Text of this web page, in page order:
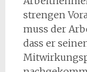
strengen
muss der
dass er